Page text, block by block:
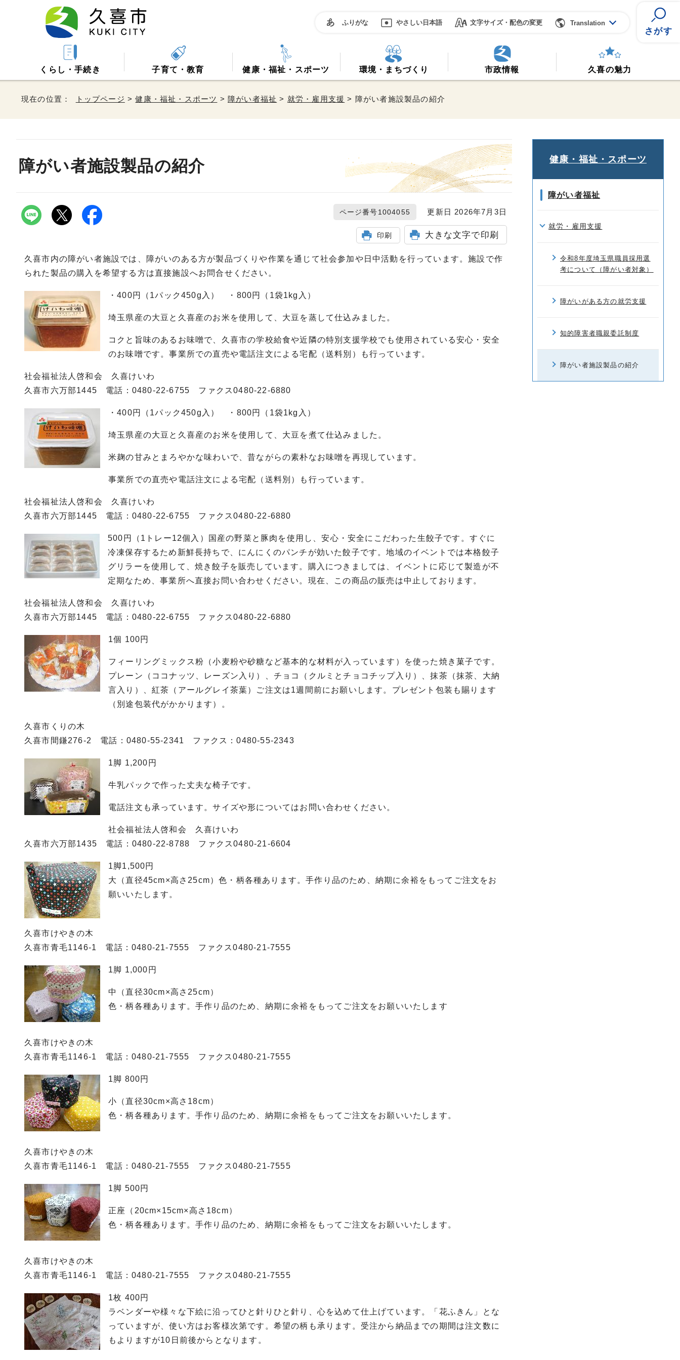
ふりがな やさしい日本語 文字サイズ・配色の変更 Translation
さがす
くらし・手続き 子育て・教育 健康・福祉・スポーツ 環境・まちづくり 市政情報 久喜の魅力
現在の位置： トップページ >健康・福祉・スポーツ >障がい者福祉 > 就労・雇用支援 > 障がい者施設製品の紹介
障がい者施設製品の紹介
ページ番号1004055 更新日 2026年7月3日
印刷 大きな文字で印刷
久喜市内の障がい者施設では、障がいのある方が製品づくりや作業を通じて社会参加や日中活動を行っています。施設で作
られた製品の購入を希望する方は直接施設へお問合せください。
・400円（1パック450g入） ・800円（1袋1kg入）
埼玉県産の大豆と久喜産のお米を使用して、大豆を蒸して仕込みました。
コクと旨味のあるお味噌で、久喜市の学校給食や近隣の特別支援学校でも使用されている安心・安全
のお味噌です。事業所での直売や電話注文による宅配（送料別）も行っています。
社会福祉法人啓和会 久喜けいわ
久喜市六万部1445 電話：0480-22-6755 ファクス0480-22-6880
・400円（1パック450g入） ・800円（1袋1kg入）
埼玉県産の大豆と久喜産のお米を使用して、大豆を煮て仕込みました。
米麹の甘みとまろやかな味わいで、昔ながらの素朴なお味噌を再現しています。
事業所での直売や電話注文による宅配（送料別）も行っています。
社会福祉法人啓和会 久喜けいわ
久喜市六万部1445 電話：0480-22-6755 ファクス0480-22-6880
500円（1トレー12個入）国産の野菜と豚肉を使用し、安心・安全にこだわった生餃子です。すぐに
冷凍保存するため新鮮長持ちで、にんにくのパンチが効いた餃子です。地域のイベントでは本格餃子
グリラーを使用して、焼き餃子を販売しています。購入につきましては、イベントに応じて製造が不
定期なため、事業所へ直接お問い合わせください。現在、この商品の販売は中止しております。
社会福祉法人啓和会 久喜けいわ
久喜市六万部1445 電話：0480-22-6755 ファクス0480-22-6880
1個 100円
フィーリングミックス粉（小麦粉や砂糖など基本的な材料が入っています）を使った焼き菓子です。
プレーン（ココナッツ、レーズン入り）、チョコ（クルミとチョコチップ入り）、抹茶（抹茶、大納
言入り）、紅茶（アールグレイ茶葉）ご注文は1週間前にお願いします。プレゼント包装も賜ります
（別途包装代がかかります）。
久喜市くりの木
久喜市間鎌276-2 電話：0480-55-2341 ファクス：0480‐55‐2343
1脚 1,200円
牛乳パックで作った丈夫な椅子です。
電話注文も承っています。サイズや形についてはお問い合わせください。
社会福祉法人啓和会 久喜けいわ
久喜市六万部1435 電話：0480-22-8788 ファクス0480-21-6604
1脚1,500円
大（直径45cm×高さ25cm）色・柄各種あります。手作り品のため、納期に余裕をもってご注文をお
願いいたします。
久喜市けやきの木
久喜市青毛1146-1 電話：0480-21-7555 ファクス0480-21-7555
1脚 1,000円
中（直径30cm×高さ25cm）
色・柄各種あります。手作り品のため、納期に余裕をもってご注文をお願いいたします
久喜市けやきの木
久喜市青毛1146-1 電話：0480-21-7555 ファクス0480-21-7555
1脚 800円
小（直径30cm×高さ18cm）
色・柄各種あります。手作り品のため、納期に余裕をもってご注文をお願いいたします。
久喜市けやきの木
久喜市青毛1146-1 電話：0480-21-7555 ファクス0480-21-7555
1脚 500円
正座（20cm×15cm×高さ18cm）
色・柄各種あります。手作り品のため、納期に余裕をもってご注文をお願いいたします。
久喜市けやきの木
久喜市青毛1146-1 電話：0480-21-7555 ファクス0480-21-7555
1枚 400円
ラベンダーや様々な下絵に沿ってひと針りひと針り、心を込めて仕上げています。「花ふきん」とな
っていますが、使い方はお客様次第です。希望の柄も承ります。受注から納品までの期間は注文数に
もよりますが10日前後からとなります。
健康・福祉・スポーツ
障がい者福祉
就労・雇用支援
令和8年度埼玉県職員採用選
考について（障がい者対象）
障がいがある方の就労支援
知的障害者職親委託制度
障がい者施設製品の紹介